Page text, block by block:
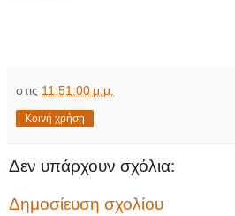
στις 11:51:00 μ.μ.
Κοινή χρήση
Δεν υπάρχουν σχόλια:
Δημοσίευση σχολίου